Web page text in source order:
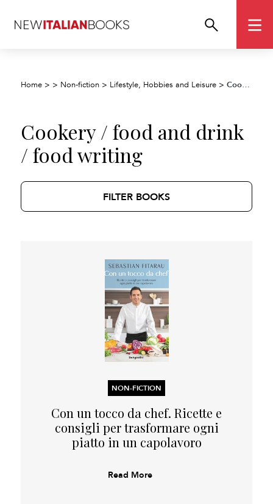
Home > > Non-fiction > Lifestyle, Hobbies and Leisure >Cookery / food and drink / food writing
Cookery / food and drink
/ food writing
FILTER BOOKS
NON-FICTION
Con un tocco da chef. Ricette e
consigli per trasformare ogni
piatto in un capolavoro
Read More